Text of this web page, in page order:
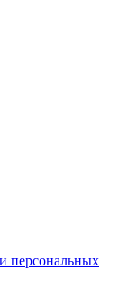
персональных